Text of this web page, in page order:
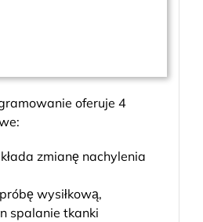
oferuje 4
zmianę nachylenia
wysiłkową,
spalanie tkanki